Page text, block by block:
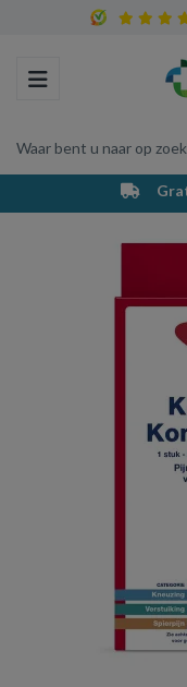
Toggle navigation
Waar bent u naar op
Winkelwagen
Uw